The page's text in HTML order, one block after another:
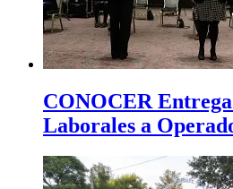
CONOCER
Laborales a